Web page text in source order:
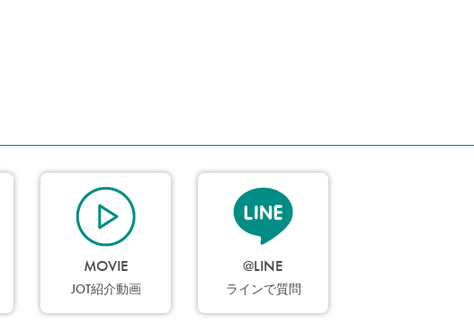
MOVIE
JOT紹介動画
@LINE
ラインで質問